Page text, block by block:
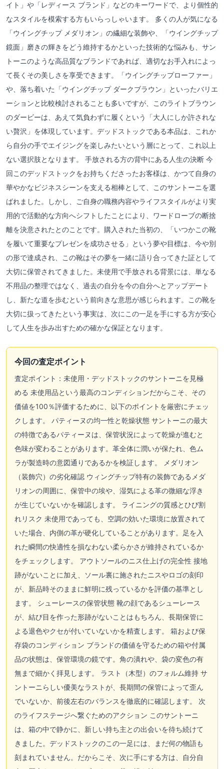
イト」や「レディース ブランド」などのキーワードで、より個性的
なスタイルを模索する方もいらっしゃいます。 多くの人が気になる
「ウイングチップ メダリオン」の繊細な装飾や、「ウイングチップ
鏡面」磨きの輝きをどう維持するかといった技術的な悩みも、サン
トーニのような高品質なブランドであれば、適切なお手入れによっ
て長くその美しさを享受できます。「ウイングチップローファー」
や、落ち着いた「ウイングチップ ダークブラウン」といったバリエ
ーションと比較検討されることも多いですが、このライトブラウン
のダービーは、あえて気負わずに履くという「大人にしか許されな
い贅沢」を体現しています。デッドストックである本品は、これか
ら自分の手でエイジングを楽しみたいという層にとって、これ以上
ない選択肢となります。 手放される方の背中にある人生の決断 今
回このデッドストックをお持ちくださったお客様は、かつて自身の
華やかなビジネスシーンを支える相棒として、このサントーニを選
ばれました。しかし、ご自身の職務内容やライフスタイルがより実
用的で活動的な方向へシフトしたことにより、ワードローブの断捨
離を決意されたとのことです。購入された当初の、「いつかこの靴
を履いて重要なプレゼンを成功させる」という夢や目標は、今や別
の形で達成され、この靴はその夢を一緒に語り合ってきた証として
大切に保管されてきました。未使用で手放される背景には、単なる
不用品の整理ではなく、過去の自分を今の自分へとアップデート
し、新たな道を歩むという前向きな意思が感じられます。この靴を
大切に扱ってきたという事実は、次にこの一足を手にする方が安心
して人生を歩み出すための確かな保証となります。
今回の査定ポイント
査定ポイント：未使用・デッドストックのサントーニを見極
める 未使用品という最高のコンディションだからこそ、その
価値を100％評価するために、以下のポイントを厳密にチェッ
クします。 パティーヌの均一性と乾燥状態 サントーニの最大
の特徴であるパティーヌは、保管状況によって乾燥が進むと
色味が変わることがあります。革全体に潤いが保たれ、色ム
ラが製造時の意図通りであるかを検証します。 メダリオン
（装飾穴）の劣化確認 ウィングチップ特有の装飾であるメダ
リオンの周囲に、保管中の埃や、湿気による革の微細な浮き
が生じていないかを確認します。 ライニングの質感とひび割
れリスク 未使用であっても、空調の効いた環境に放置されて
いた場合、内側の革が硬化していることがあります。足を入
れた瞬間の快適性を損なわない柔らかさが維持されているか
をチェックします。 アウトソールのニス仕上げの完全性 接地
跡がないことに加え、ソール裏に施されたニスやロゴの刻印
が、新品時そのままに鮮明に残っているかを評価の基準とし
ます。 シューレースの保管状態 靴の顔であるシューレース
が、結び目を作った形跡がないことはもちろん、長期保管に
よる退色やクセが付いていないかを精査します。 箱および保
存袋のコンディション ブランドの価値を守るための箱や付属
品の状態は、保管環境の鏡です。角の潰れや、袋の変色の有
無まで細かく拝見します。 ラスト（木型）のフォルム維持 サ
ントーニらしい優美なラストが、長期間の保管によって歪ん
でいないか、前後左右のバランスを徹底的に確認します。 次
のライフステージへ繋ぐためのアクション このサントーニ
は、箱の中で静かに、新しい持ち主との出会いを待ち続けて
きました。デッドストックのこの一足には、まだ何の物語も
刻まれていません。だからこそ、次に手にする方は、自分自